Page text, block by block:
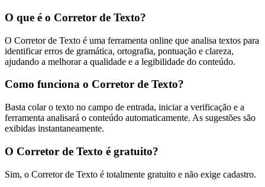
O que é o Corretor de Texto?
O Corretor de Texto é uma ferramenta online que analisa textos para
identificar erros de gramática, ortografia, pontuação e clareza,
ajudando a melhorar a qualidade e a legibilidade do conteúdo.
Como funciona o Corretor de Texto?
Basta colar o texto no campo de entrada, iniciar a verificação e a
ferramenta analisará o conteúdo automaticamente. As sugestões são
exibidas instantaneamente.
O Corretor de Texto é gratuito?
Sim, o Corretor de Texto é totalmente gratuito e não exige cadastro.